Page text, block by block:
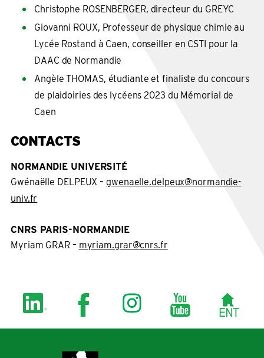
Christophe ROSENBERGER, directeur du GREYC
Giovanni ROUX, Professeur de physique chimie au
Lycée Rostand à Caen, conseiller en CSTI pour la
DAAC de Normandie
Angèle THOMAS, étudiante et finaliste du concours
de plaidoiries des lycéens 2023 du Mémorial de
Caen
CONTACTS
NORMANDIE UNIVERSITÉ
Gwénaëlle DELPEUX – gwenaelle.delpeux@normandie-
univ.fr
CNRS PARIS-NORMANDIE
Myriam GRAR – myriam.grar@cnrs.fr